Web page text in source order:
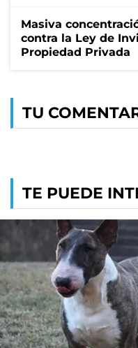
Masiva
contra la Ley de
Propiedad Privada
TU
TE PUEDE